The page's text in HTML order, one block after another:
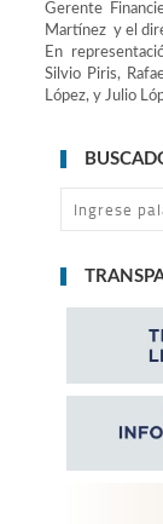
Gerente
Martínez y el
En
Silvio Piris,
López, y Julio